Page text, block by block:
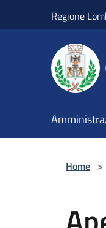
Regione
Home >